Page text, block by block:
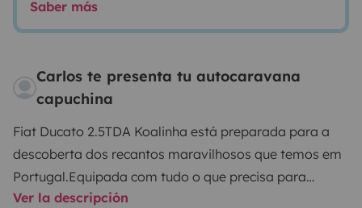
Saber más
Carlos te presenta tu autocaravana
capuchina
Fiat Ducato 2.5TDA Koalinha está preparada para a
descoberta dos recantos maravilhosos que temos em
Portugal.Equipada com tudo o que precisa para
parquear onde quiser de forma autónoma.
Ver la descripción